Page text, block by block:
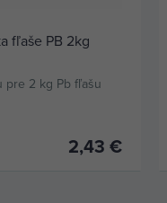
fľaše PB 2kg
pre 2 kg Pb fľašu
2,43 €